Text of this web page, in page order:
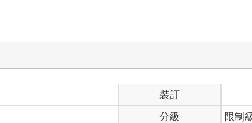
裝訂
分級
限制